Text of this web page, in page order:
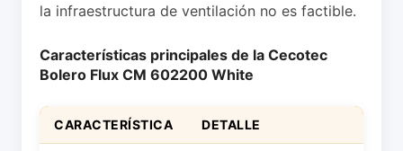
la infraestructura de ventilación no es factible.
Características principales de la Cecotec
Bolero Flux CM 602200 White
CARACTERÍSTICA DETALLE